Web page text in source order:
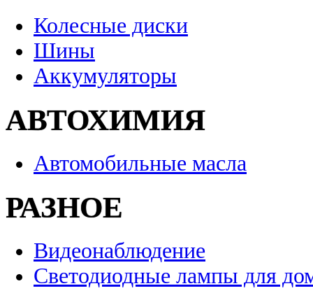
Колесные диски
Шины
Аккумуляторы
АВТОХИМИЯ
Автомобильные масла
РАЗНОЕ
Видеонаблюдение
Светодиодные лампы для